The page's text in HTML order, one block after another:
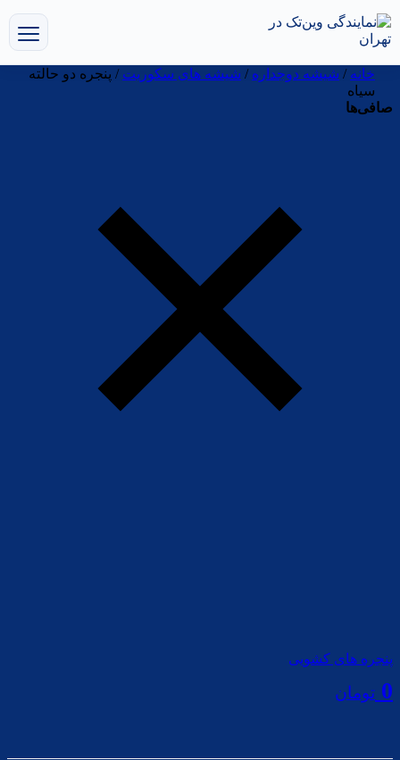
خانه / شیشه دوجداره / شیشه های سکوریت / پنجره دو حالته
سیاه
صافی‌ها
پنجره های کشویی
0 تومان